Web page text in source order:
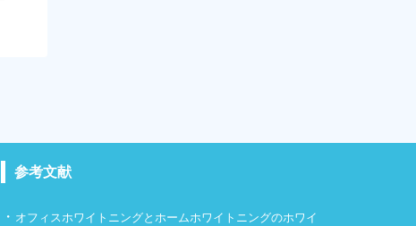
参考文献
・ オフィスホワイトニングとホームホワイトニングのホワイ